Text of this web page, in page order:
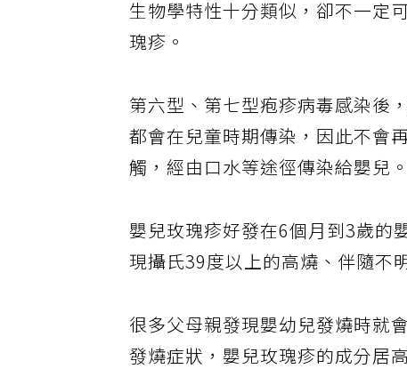
生物學特性十分類似，卻不一定
瑰疹。
第六型、第七型疱疹病毒感染後
都會在兒童時期傳染，因此不會
觸，經由口水等途徑傳染給嬰兒。
嬰兒玫瑰疹好發在6個月到3歲的
現攝氏39度以上的高燒、伴隨不
很多父母親發現嬰幼兒發燒時就
發燒症狀，嬰兒玫瑰疹的成分居